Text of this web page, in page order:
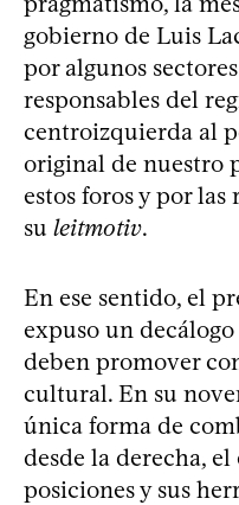
gobierno de Luis
por algunos
responsables del
centroizquierda al
original de nuestro
estos foros y por las
su leitmotiv.
En ese sentido, el
expuso un
deben promover
cultural. En su
única forma de
desde la derecha,
posiciones y sus